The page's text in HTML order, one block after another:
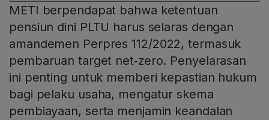
METI berpendapat bahwa ketentuan
pensiun dini PLTU harus selaras dengan
amandemen Perpres 112/2022, termasuk
pembaruan target net‑zero. Penyelarasan
ini penting untuk memberi kepastian hukum
bagi pelaku usaha, mengatur skema
pembiayaan, serta menjamin keandalan